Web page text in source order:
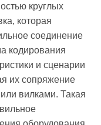
круглых
которая
соединение
кодирования
и сценарии
их сопряжение
вилками. Такая